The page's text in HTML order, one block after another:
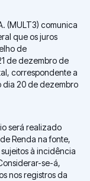
(MULT3) comunica
que os juros
de
de dezembro de
correspondente a
dia 20 de dezembro
será realizado
Renda na fonte,
à incidência
se-á,
nos registros da